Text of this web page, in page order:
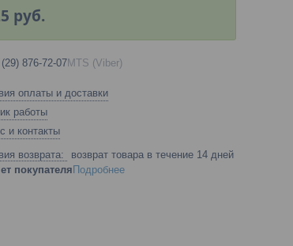
руб.
876-72-07MTS (Viber)
оплаты и доставки
работы
и контакты
возврат товара в течение 14 дней
покупателяПодробнее